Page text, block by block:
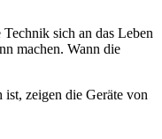
sich an das Leben
machen. Wann die
zeigen die Geräte von